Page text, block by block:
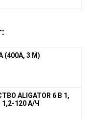
3 М)
ALIGATOR 6 В 1,
120 А/Ч